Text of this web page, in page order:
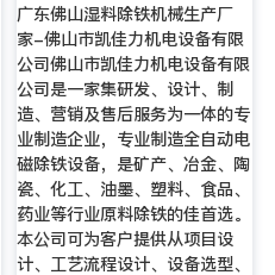
广东佛山湿料除铁机械生产厂
家-佛山市凯佳力机电设备有限
公司佛山市凯佳力机电设备有限
公司是一家集研发、设计、制
造、营销及售后服务为一体的专
业制造企业，专业制造全自动电
磁除铁设备，是矿产、冶金、陶
瓷、化工、油墨、塑料、食品、
药业等行业原料除铁的佳首选。
本公司可为客户提供从项目设
计、工艺流程设计、设备选型、